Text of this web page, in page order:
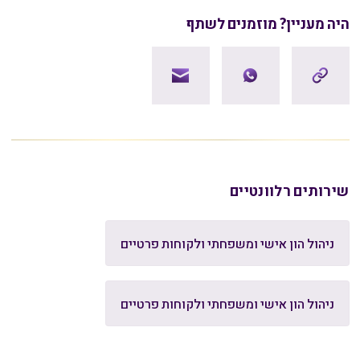
היה מעניין? מוזמנים לשתף
שירותים רלוונטיים
ניהול הון אישי ומשפחתי ולקוחות פרטיים
ניהול הון אישי ומשפחתי ולקוחות פרטיים